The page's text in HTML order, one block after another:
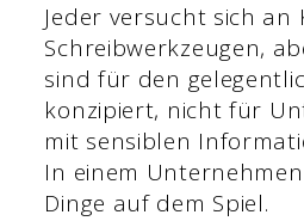
Jeder versucht sich an
Schreibwerkzeugen,
sind für den
konzipiert, nicht für
mit sensiblen
In einem
Dinge auf dem Spiel.